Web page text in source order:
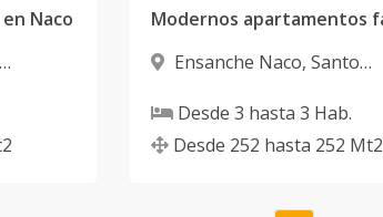
Naco
Ensanche Naco, Santo
Desde 3 hasta 3 Hab.
Desde 252 hasta 252 Mt2